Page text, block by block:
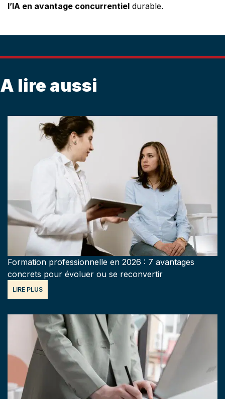
l’IA en avantage concurrentiel durable.
A lire aussi
Formation professionnelle en 2026 : 7 avantages
concrets pour évoluer ou se reconvertir
LIRE PLUS